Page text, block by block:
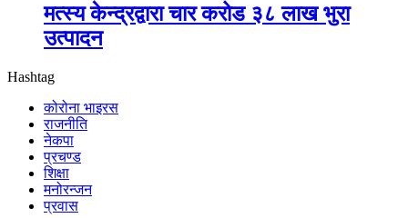
मत्स्य केन्द्रद्वारा चार करोड ३८ लाख भुरा
उत्पादन
Hashtag
कोरोना भाइरस
राजनीति
नेकपा
प्रचण्ड
शिक्षा
मनोरन्जन
प्रवास